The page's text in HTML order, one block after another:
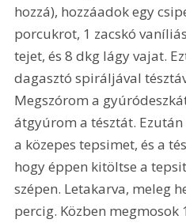
hozzá), hozzáadok egy
porcukrot, 1 zacskó
tejet, és 8 dkg lágy vajat.
dagasztó spiráljával
Megszórom a
átgyúrom a tésztát.
a közepes tepsimet, és a
hogy éppen kitöltse a
szépen. Letakarva, meleg
percig. Közben megmosok